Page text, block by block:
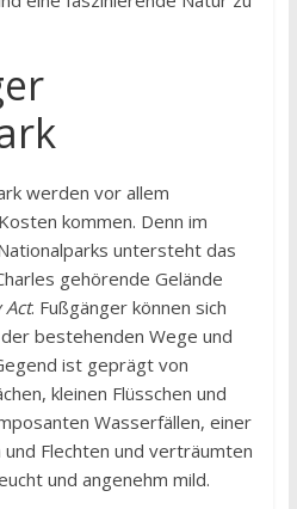
werden vor allem
kommen. Denn im
untersteht das
gehörende Gelände
Act. Fußgänger können sich
bestehenden Wege und
ist geprägt von
kleinen Flüsschen und
Wasserfällen, einer
Flechten und verträumten
und angenehm mild.